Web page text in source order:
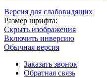
Версия для слабовидящих
Размер шрифта:
Скрыть изображения
Включить инверсию
Обычная версия
Заказать звонок
Обратная связь